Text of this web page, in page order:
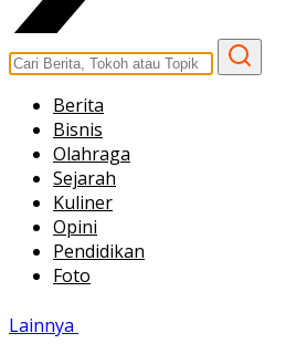
Berita
Bisnis
Olahraga
Sejarah
Kuliner
Opini
Pendidikan
Foto
Lainnya